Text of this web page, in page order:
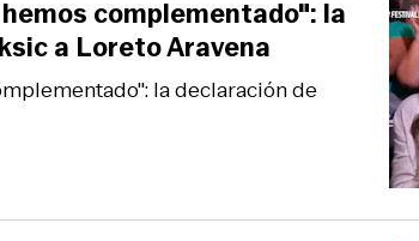
la declaración de
complementado": la
a Loreto Aravena